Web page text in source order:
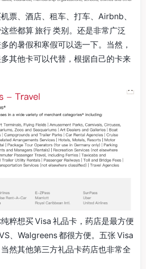
票、酒店、租车、打车、Airbnb、
些都算 旅行 类别。还是非常广泛
的暑假和寒假可以选一下。当然，
其他卡可以代替，根据自己的卡来
粹想买 Visa 礼品卡，药店是最方便
、Walgreens 都很方便。五张 Visa
然其他第三方礼品卡药店也非常全